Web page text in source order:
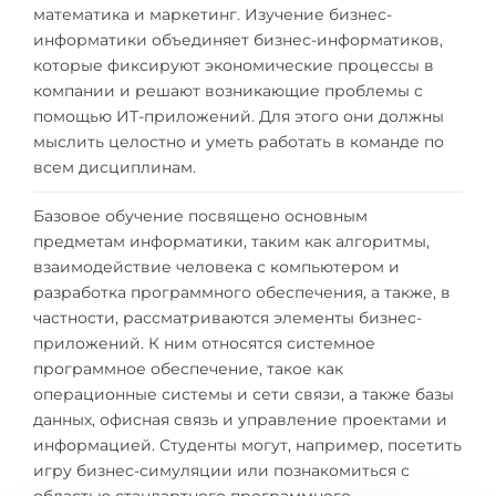
Города
ПРОФЕССИИ
Профессии
Специальности
Примеры вакансий
КАРЬЕРНОЕ ОРИЕНТИРОВАНИЕ
Тест Голланда
Тест Карта Интересов
Тест RIASEC
Успех
100%
ПОСТУПАЕМ НА...
Инженерия
Физика
Другая специальность
ПОСТУПАЕМ ИЗ...
Россия
Украина
Казахстан
Азербайджан
Армения
математика и маркетинг. Изучение бизнес-
информатики объединяет бизнес-информатиков,
которые фиксируют экономические процессы в
компании и решают возникающие проблемы с
помощью ИТ-приложений. Для этого они должны
мыслить целостно и уметь работать в команде по
всем дисциплинам.
Базовое обучение посвящено основным
предметам информатики, таким как алгоритмы,
взаимодействие человека с компьютером и
разработка программного обеспечения, а также, в
частности, рассматриваются элементы бизнес-
приложений. К ним относятся системное
программное обеспечение, такое как
операционные системы и сети связи, а также базы
данных, офисная связь и управление проектами и
информацией. Студенты могут, например, посетить
игру бизнес-симуляции или познакомиться с